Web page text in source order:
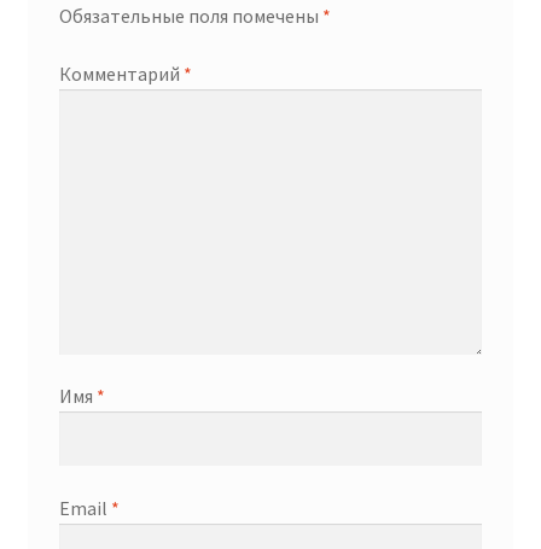
Обязательные поля помечены *
Комментарий *
Имя *
Email *